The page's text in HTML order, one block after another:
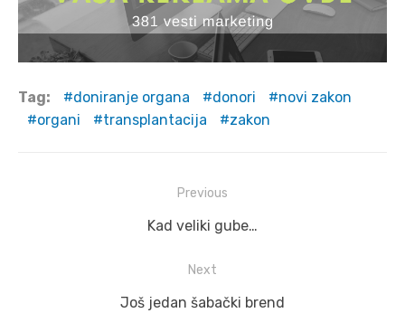
Tag: doniranje organa donori
novi zakon
organi
transplantacija zakon
Previous
Previous
Kad veliki gube…
Next
Next
Još jedan šabački brend